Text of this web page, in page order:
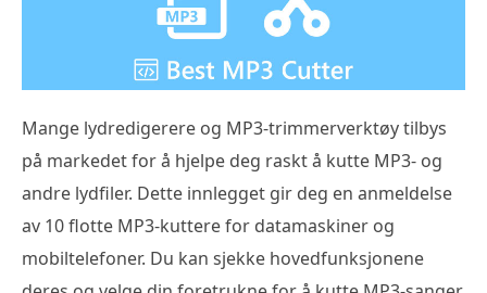
Mange lydredigerere og MP3-trimmerverktøy tilbys
på markedet for å hjelpe deg raskt å kutte MP3- og
andre lydfiler. Dette innlegget gir deg en anmeldelse
av 10 flotte MP3-kuttere for datamaskiner og
mobiltelefoner. Du kan sjekke hovedfunksjonene